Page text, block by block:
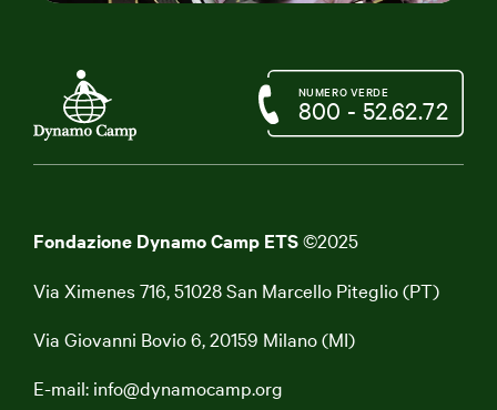
Fondazione Dynamo Camp ETS©2025
Via Ximenes 716, 51028 San Marcello Piteglio (PT)
Via Giovanni Bovio 6, 20159 Milano (MI)
E-mail: info@dynamocamp.org
800 - 52.62.72
NUMERO VERDE